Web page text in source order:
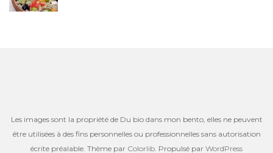
Les images sont la propriété de Du bio dans mon bento, elles ne peuvent
être utilisées à des fins personnelles ou professionnelles sans autorisation
écrite préalable. Thème par Colorlib . Propulsé par WordPress